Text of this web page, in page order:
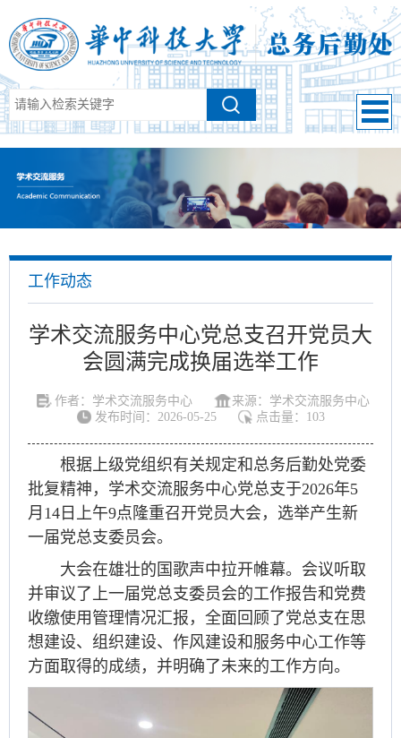
工作动态
学术交流服务中心党总支召开党员大
会圆满完成换届选举工作
作者：学术交流服务中心
来源：学术交流服务中心
发布时间：2026-05-25
点击量： 103
根据上级党组织有关规定和总务后勤处党委
批复精神，学术交流服务中心党总支于2026年5
月14日上午9点隆重召开党员大会，选举产生新
一届党总支委员会。
大会在雄壮的国歌声中拉开帷幕。会议听取
并审议了上一届党总支委员会的工作报告和党费
收缴使用管理情况汇报，全面回顾了党总支在思
想建设、组织建设、作风建设和服务中心工作等
方面取得的成绩，并明确了未来的工作方向。